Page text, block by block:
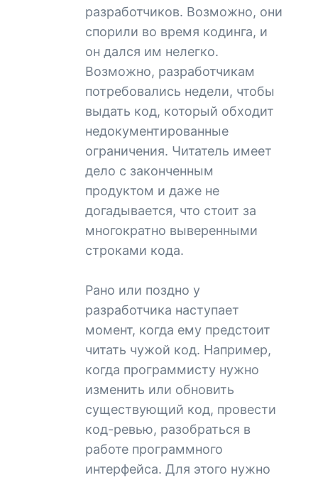
разработчиков. Возможно, они
спорили во время кодинга, и
он дался им нелегко.
Возможно, разработчикам
потребовались недели, чтобы
выдать код, который обходит
недокументированные
ограничения. Читатель имеет
дело с законченным
продуктом и даже не
догадывается, что стоит за
многократно выверенными
строками кода.
Рано или поздно у
разработчика наступает
момент, когда ему предстоит
читать чужой код. Например,
когда программисту нужно
изменить или обновить
существующий код, провести
код-ревью, разобраться в
работе программного
интерфейса. Для этого нужно